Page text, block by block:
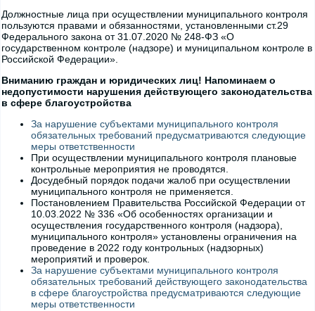
Должностные лица при осуществлении муниципального контроля
пользуются правами и обязанностями, установленными ст.29
Федерального закона от 31.07.2020 № 248-ФЗ «О
государственном контроле (надзоре) и муниципальном контроле в
Российской Федерации».
Вниманию граждан и юридических лиц! Напоминаем о
недопустимости нарушения действующего законодательства
в сфере благоустройства
За нарушение субъектами муниципального контроля
обязательных требований предусматриваются следующие
меры ответственности
При осуществлении муниципального контроля плановые
контрольные мероприятия не проводятся.
Досудебный порядок подачи жалоб при осуществлении
муниципального контроля не применяется.
Постановлением Правительства Российской Федерации от
10.03.2022 № 336 «Об особенностях организации и
осуществления государственного контроля (надзора),
муниципального контроля» установлены ограничения на
проведение в 2022 году контрольных (надзорных)
мероприятий и проверок.
За нарушение субъектами муниципального контроля
обязательных требований действующего законодательства
в сфере благоустройства предусматриваются следующие
меры ответственности